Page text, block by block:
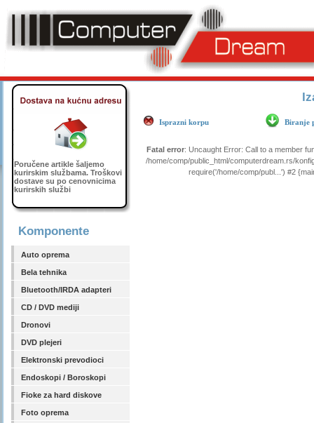
Poručene artikle šaljemo
kurirskim službama. Troškovi
dostave su po cenovnicima
kurirskih službi
Komponente
Auto oprema
Bela tehnika
Bluetooth/IRDA adapteri
CD / DVD mediji
Dronovi
DVD plejeri
Elektronski prevodioci
Endoskopi / Boroskopi
Fioke za hard diskove
Foto oprema
Isprazni korpu Biranje
Fatal error: Uncaught Error: Call to a member
/home/comp/public_html/computerdream.rs/
require('/home/comp/publ...') #2